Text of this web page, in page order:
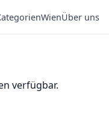
WienÜber uns
verfügbar.